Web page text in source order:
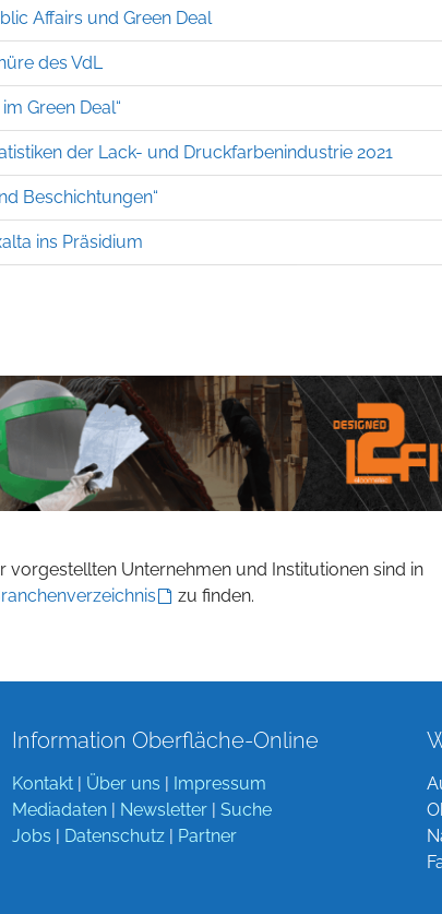
Affairs und Green Deal
des VdL
Green Deal“
der Lack- und Druckfarbenindustrie 2021
Beschichtungen“
ins Präsidium
vorgestellten Unternehmen und Institutionen sind in
zu finden.
Information Oberfläche-Online
Kontakt Über uns
Impressum
Mediadaten
Newsletter
Suche
Jobs
Datenschutz Partner